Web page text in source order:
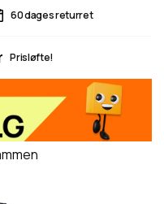
60 dages returret
Prisløfte!